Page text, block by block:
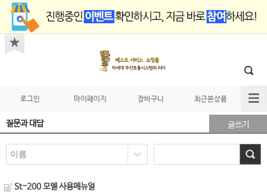
로그인 마이페이지 장바구니 최근본상품
질문과 대답 글쓰기
St-200 모델 사용메뉴얼